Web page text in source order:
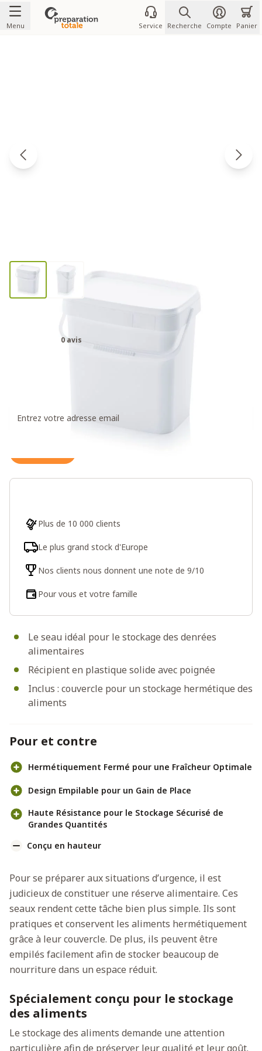
Allez au contenu
Menu Service Recherche Compte Panier
0 avis
Le seau idéal pour le stockage des denrées
alimentaires
Récipient en plastique solide avec poignée
Inclus : couvercle pour un stockage hermétique des
aliments
Plus de 10 000 clients
Le plus grand stock d'Europe
Nos clients nous donnent une note de 9/10
Pour vous et votre famille
Pour et contre
Hermétiquement Fermé pour une Fraîcheur Optimale
Design Empilable pour un Gain de Place
Haute Résistance pour le Stockage Sécurisé de
Grandes Quantités
Conçu en hauteur
Pour se préparer aux situations d’urgence, il est
judicieux de constituer une réserve alimentaire. Ces
seaux rendent cette tâche bien plus simple. Ils sont
pratiques et conservent les aliments hermétiquement
grâce à leur couvercle. De plus, ils peuvent être
empilés facilement afin de stocker beaucoup de
nourriture dans un espace réduit.
Spécialement conçu pour le stockage
des aliments
Le stockage des aliments demande une attention
particulière afin de préserver leur qualité et leur goût.